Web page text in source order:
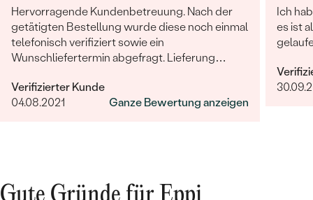
Hervorragende Kundenbetreuung. Nach der
getätigten Bestellung wurde diese noch einmal
telefonisch verifiziert sowie ein
Wunschliefertermin abgefragt. Lieferung
Termin. Die Ware selber ist wirklich sehr gut
verarbeitet und hochwertig. Bin mit Allem
Verifizierter Kunde
04.08.2021
Ganze Bewertung anzeigen
Ich
es ist